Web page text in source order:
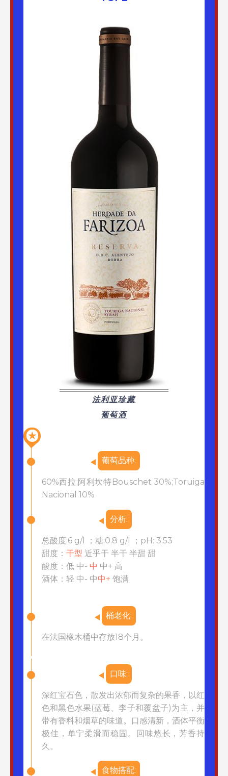
法利亚珍藏
葡萄酒
★
葡萄品种:
60%西拉;阿利坎特Bouschet 30%;Toruiga
Nacional 10%
分析:
总酸度:6 g/l ；糖:0.8 g/l ；pH: 3.53
甜度： 干型 近乎干 半干 半甜 甜
酸度：低 中- 中 中+ 高
酒体：轻 中- 中中+ 饱满
桶老化:
在法国橡木桶中存放18个月。
口味:
深红宝石色，散发出浓郁而复杂的果香，以红
色和黑色水果(蓝莓、李子和覆盆子)为主，并
带有香料和烟草的味道。口感清新，酒体平衡
极佳，单宁柔滑而稳固。回味悠长，芳香持
久。
食物搭配: